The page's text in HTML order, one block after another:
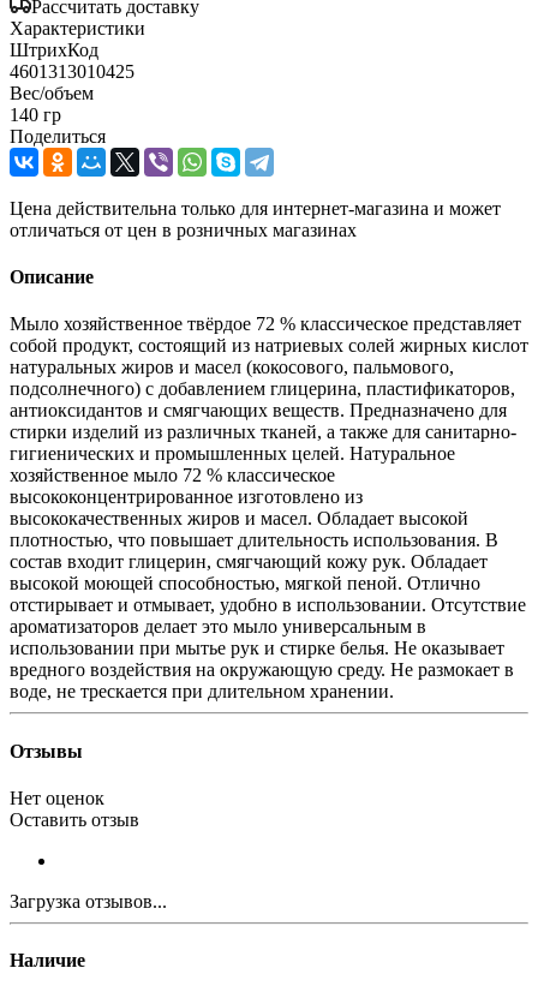
Рассчитать доставку
Характеристики
ШтрихКод
4601313010425
Вес/объем
140 гр
Поделиться
Цена действительна только для интернет-магазина и может
отличаться от цен в розничных магазинах
Описание
Мыло хозяйственное твёрдое 72 % классическое представляет
собой продукт, состоящий из натриевых солей жирных кислот
натуральных жиров и масел (кокосового, пальмового,
подсолнечного) с добавлением глицерина, пластификаторов,
антиоксидантов и смягчающих веществ. Предназначено для
стирки изделий из различных тканей, а также для санитарно-
гигиенических и промышленных целей. Натуральное
хозяйственное мыло 72 % классическое
высококонцентрированное изготовлено из
высококачественных жиров и масел. Обладает высокой
плотностью, что повышает длительность использования. В
состав входит глицерин, смягчающий кожу рук. Обладает
высокой моющей способностью, мягкой пеной. Отлично
отстирывает и отмывает, удобно в использовании. Отсутствие
ароматизаторов делает это мыло универсальным в
использовании при мытье рук и стирке белья. Не оказывает
вредного воздействия на окружающую среду. Не размокает в
воде, не трескается при длительном хранении.
Отзывы
Нет оценок
Оставить отзыв
Загрузка отзывов...
Наличие